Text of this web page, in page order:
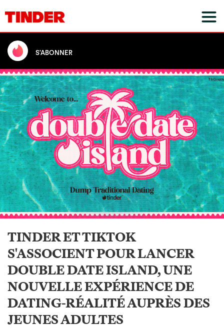
S'ABONNER
TINDER ET TIKTOK
S'ASSOCIENT POUR LANCER
DOUBLE DATE ISLAND, UNE
NOUVELLE EXPÉRIENCE DE
DATING-RÉALITÉ AUPRÈS DES
JEUNES ADULTES